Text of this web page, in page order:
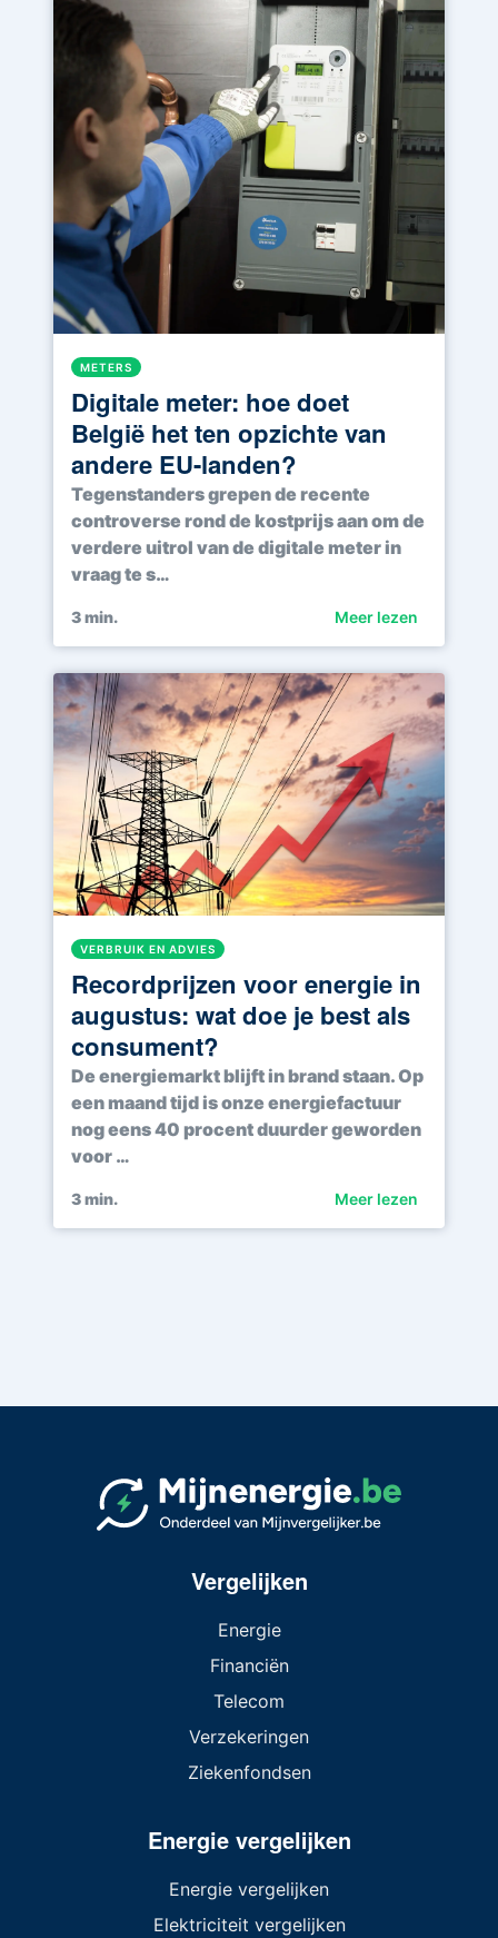
METERS
Digitale meter: hoe doet
België het ten opzichte van
andere EU-landen?
Tegenstanders grepen de recente
controverse rond de kostprijs aan om de
verdere uitrol van de digitale meter in
vraag te s…
3min. Meer lezen
VERBRUIK EN ADVIES
Recordprijzen voor energie in
augustus: wat doe je best als
consument?
De energiemarkt blijft in brand staan. Op
een maand tijd is onze energiefactuur
nog eens 40 procent duurder geworden
voor …
3min. Meer lezen
Vergelijken
Energie
Financiën
Telecom
Verzekeringen
Ziekenfondsen
Energie vergelijken
Energie vergelijken
Elektriciteit vergelijken